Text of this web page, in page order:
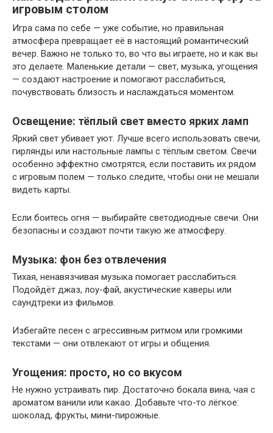
игровым столом
Игра сама по себе — уже событие, но правильная
атмосфера превращает её в настоящий романтический
вечер. Важно не только то, во что вы играете, но и как вы
это делаете. Маленькие детали — свет, музыка, угощения
— создают настроение и помогают расслабиться,
почувствовать близость и наслаждаться моментом.
Освещение: тёплый свет вместо ярких ламп
Яркий свет убивает уют. Лучше всего использовать свечи,
гирлянды или настольные лампы с тёплым светом. Свечи
особенно эффектно смотрятся, если поставить их рядом
с игровым полем — только следите, чтобы они не мешали
видеть карты.
Если боитесь огня — выбирайте светодиодные свечи. Они
безопасны и создают почти такую же атмосферу.
Музыка: фон без отвлечения
Тихая, ненавязчивая музыка помогает расслабиться.
Подойдёт джаз, лоу-фай, акустические каверы или
саундтреки из фильмов.
Избегайте песен с агрессивным ритмом или громкими
текстами — они отвлекают от игры и общения.
Угощения: просто, но со вкусом
Не нужно устраивать пир. Достаточно бокала вина, чая с
ароматом ванили или какао. Добавьте что-то лёгкое:
шоколад, фрукты, мини-пирожные.